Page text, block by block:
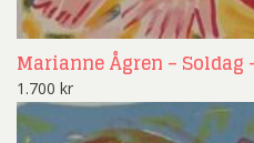
Marianne Ågren – Soldag
1.700 kr